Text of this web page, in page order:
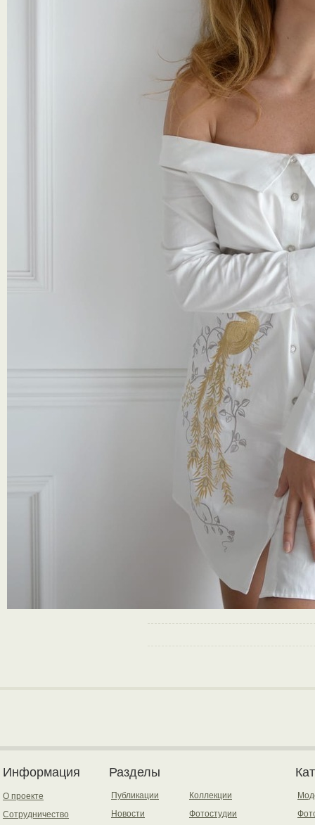
Информация
О проекте
Сотрудничество
Разделы
Публикации
Новости
Коллекции
Фотостудии